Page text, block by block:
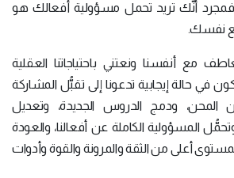
فمجرد أنَّك تريد تحمل مسؤولية أفعالك هو
نفسك.
مع أنفسنا ونعتني باحتياجاتنا العقلية
في حالة إيجابية تدعونا إلى تقبُّل المشاركة
المحن، ودمج الدروس الجديدة، وتعديل
وتحمُّل المسؤولية الكاملة عن أفعالنا، والعودة
أعلى من الثقة والمرونة والقوة وأدوات